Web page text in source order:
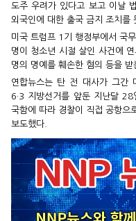
도주 우려가 있다고 보고 이날
외국인에 대한 출국 금지 조치를
미국 트럼프 1기 행정부에서 국
명이 청소년 시절 살인 사건에
명의 명예를 훼손한 혐의 등을 받
연합뉴스는 탄 전 대사가 그간
6·3 지방선거를 앞둔 지난달 28
국함에 따라 경찰이 직접 공항으
보도했다.